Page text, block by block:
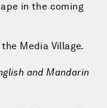
in the coming
Media Village.
and Mandarin